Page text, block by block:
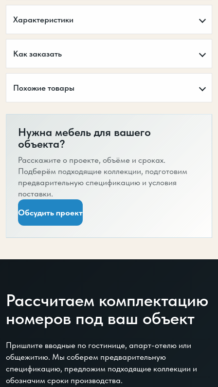
Характеристики
Как заказать
Похожие товары
Нужна мебель для вашего
объекта?
Расскажите о проекте, объёме и сроках.
Подберём подходящие коллекции, подготовим
предварительную спецификацию и условия
поставки.
Обсудить проект
Рассчитаем комплектацию
номеров под ваш объект
Пришлите вводные по гостинице, апарт-отелю или
общежитию. Мы соберем предварительную
спецификацию, предложим подходящие коллекции и
обозначим сроки производства.